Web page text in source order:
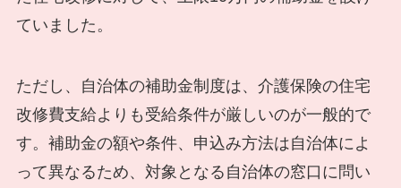
ていました。
ただし、自治体の補助金制度は、介護保険の住宅
改修費支給よりも受給条件が厳しいのが一般的で
す。補助金の額や条件、申込み方法は自治体によ
って異なるため、対象となる自治体の窓口に問い